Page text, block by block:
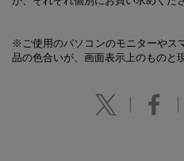
※ご使用のパソコンのモニターやス
品の色合いが、画面表示上のものと